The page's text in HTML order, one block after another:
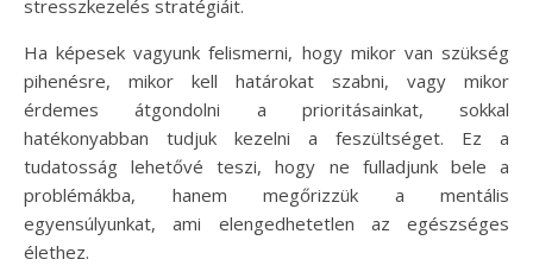
stresszkezelés stratégiáit.
Ha képesek vagyunk felismerni, hogy mikor van szükség
pihenésre, mikor kell határokat szabni, vagy mikor
érdemes átgondolni a prioritásainkat, sokkal
hatékonyabban tudjuk kezelni a feszültséget. Ez a
tudatosság lehetővé teszi, hogy ne fulladjunk bele a
problémákba, hanem megőrizzük a mentális
egyensúlyunkat, ami elengedhetetlen az egészséges
élethez.